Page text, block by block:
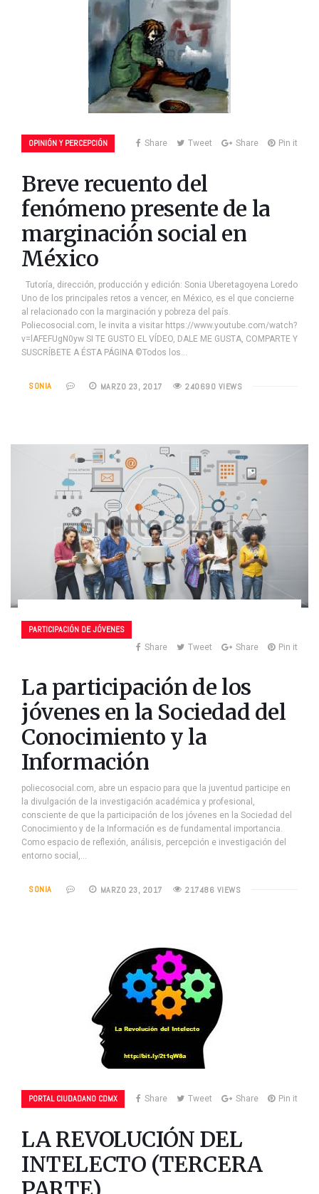
OPINIÓN Y PERCEPCIÓN Share Tweet Share Pin it
Breve recuento del
fenómeno presente de la
marginación social en
México
Tutoría, dirección, producción y edición: Sonia Uberetagoyena Loredo
Uno de los principales retos a vencer, en México, es el que concierne
al relacionado con la marginación y pobreza del país.
Poliecosocial.com, le invita a visitar https://www.youtube.com/watch?
v=lAFEFUgN0yw SI TE GUSTO EL VÍDEO, DALE ME GUSTA, COMPARTE Y
SUSCRÍBETE A ÉSTA PÁGINA ©Todos los…
SONIA MARZO 23, 2017 240690 VIEWS
PARTICIPACIÓN DE JÓVENES
Share Tweet Share Pin it
La participación de los
jóvenes en la Sociedad del
Conocimiento y la
Información
poliecosocial.com, abre un espacio para que la juventud participe en
la divulgación de la investigación académica y profesional,
consciente de que la participación de los jóvenes en la Sociedad del
Conocimiento y de la Información es de fundamental importancia.
Como espacio de reflexión, análisis, percepción e investigación del
entorno social,…
SONIA MARZO 23, 2017 217486 VIEWS
PORTAL CIUDADANO CDMX Share Tweet Share Pin it
LA REVOLUCIÓN DEL
INTELECTO (TERCERA